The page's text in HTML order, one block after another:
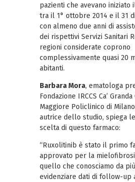
pazienti che avevano iniziato
tra il 1° ottobre 2014 e il 31
con almeno due anni di
dei rispettivi Servizi Sanitari
regioni considerate coprono
complessivamente quasi 20
abitanti.
Barbara Mora, ematologa
Fondazione IRCCS Ca’
Maggiore Policlinico di
autrice dello studio, spiega
scelta di questo farmaco:
“Ruxolitinib è stato il primo
approvato per la
quello che conosciamo da
evidenziare dati di follow-up